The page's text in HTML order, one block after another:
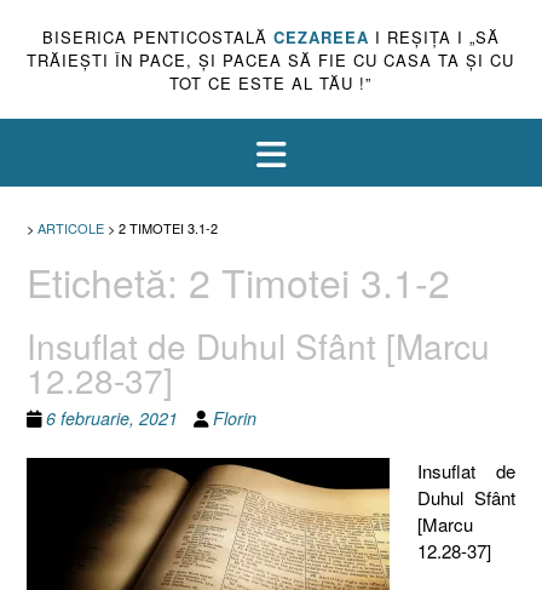
BISERICA PENTICOSTALĂ CEZAREEA I REŞIŢA I „SĂ
TRĂIEŞTI ÎN PACE, ŞI PACEA SĂ FIE CU CASA TA ŞI CU
TOT CE ESTE AL TĂU !”
> ARTICOLE > 2 TIMOTEI 3.1-2
Etichetă: 2 Timotei 3.1-2
Insuflat de Duhul Sfânt [Marcu
12.28-37]
6 februarie, 2021 Florin
Insuflat de
Duhul Sfânt
[Marcu
12.28-37]